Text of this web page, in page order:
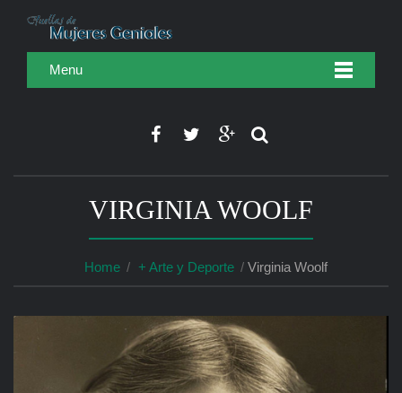
Menu
VIRGINIA WOOLF
Home + Arte y Deporte Virginia Woolf